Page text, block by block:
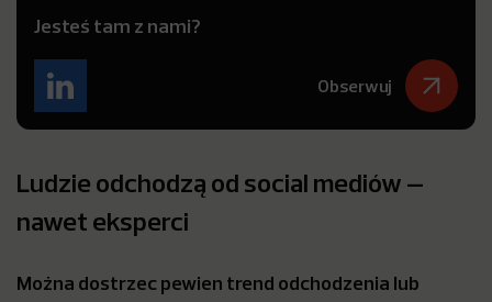
Jesteś tam z nami?
Obserwuj
Ludzie odchodzą od social mediów –
nawet eksperci
Można dostrzec pewien trend odchodzenia lub